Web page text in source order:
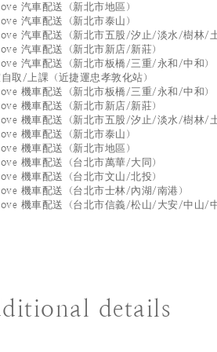
汽車配送（新北市地區）
汽車配送（新北市泰山）
汽車配送（新北市五股/汐止/淡水/樹林/土
汽車配送（新北市新店/新莊）
汽車配送（新北市板橋/三重/永和/中和）
取/上課（近捷運忠孝敦化站）
機車配送（新北市板橋/三重/永和/中和）
機車配送（新北市新店/新莊）
機車配送（新北市五股/汐止/淡水/樹林/土
機車配送（新北市泰山）
機車配送（新北市地區）
機車配送（台北市萬華/大同）
機車配送（台北市文山/北投）
機車配送（台北市士林/內湖/南港）
機車配送（台北市信義/松山/大安/中山/中
details